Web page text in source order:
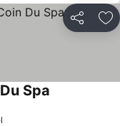
Delen
Spa